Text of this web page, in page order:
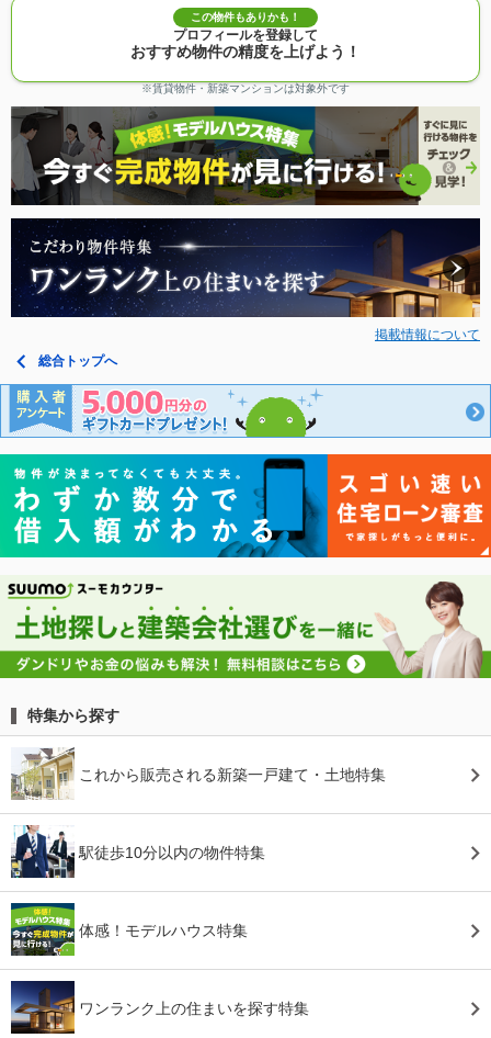
この物件もありかも！
プロフィールを登録して
おすすめ物件の精度を上げよう！
※賃貸物件・新築マンションは対象外です
掲載情報について
総合トップへ
特集から探す
これから販売される新築一戸建て・土地特集
駅徒歩10分以内の物件特集
体感！モデルハウス特集
ワンランク上の住まいを探す特集